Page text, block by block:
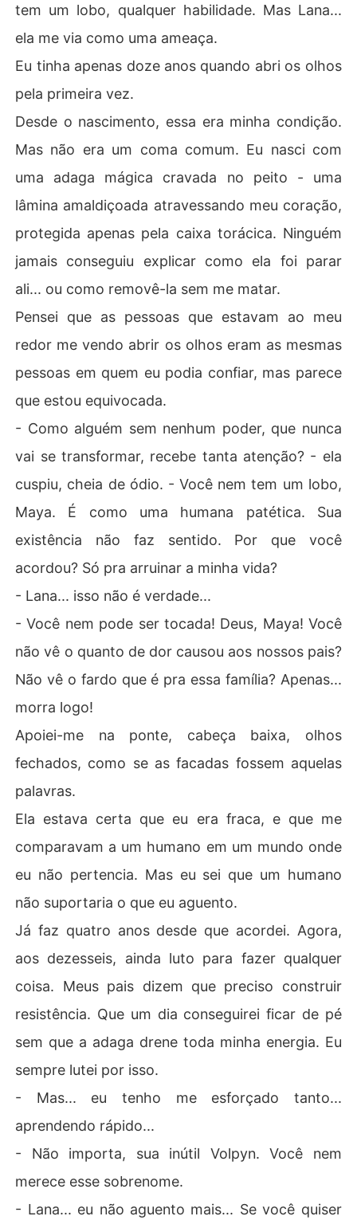
tem um lobo, qualquer habilidade. Mas Lana...
ela me via como uma ameaça.
Eu tinha apenas doze anos quando abri os olhos
pela primeira vez.
Desde o nascimento, essa era minha condição.
Mas não era um coma comum. Eu nasci com
uma adaga mágica cravada no peito - uma
lâmina amaldiçoada atravessando meu coração,
protegida apenas pela caixa torácica. Ninguém
jamais conseguiu explicar como ela foi parar
ali... ou como removê-la sem me matar.
Pensei que as pessoas que estavam ao meu
redor me vendo abrir os olhos eram as mesmas
pessoas em quem eu podia confiar, mas parece
que estou equivocada.
- Como alguém sem nenhum poder, que nunca
vai se transformar, recebe tanta atenção? - ela
cuspiu, cheia de ódio. - Você nem tem um lobo,
Maya. É como uma humana patética. Sua
existência não faz sentido. Por que você
acordou? Só pra arruinar a minha vida?
- Lana... isso não é verdade...
- Você nem pode ser tocada! Deus, Maya! Você
não vê o quanto de dor causou aos nossos pais?
Não vê o fardo que é pra essa família? Apenas...
morra logo!
Apoiei-me na ponte, cabeça baixa, olhos
fechados, como se as facadas fossem aquelas
palavras.
Ela estava certa que eu era fraca, e que me
comparavam a um humano em um mundo onde
eu não pertencia. Mas eu sei que um humano
não suportaria o que eu aguento.
Já faz quatro anos desde que acordei. Agora,
aos dezesseis, ainda luto para fazer qualquer
coisa. Meus pais dizem que preciso construir
resistência. Que um dia conseguirei ficar de pé
sem que a adaga drene toda minha energia. Eu
sempre lutei por isso.
- Mas... eu tenho me esforçado tanto...
aprendendo rápido...
- Não importa, sua inútil Volpyn. Você nem
merece esse sobrenome.
- Lana... eu não aguento mais... Se você quiser